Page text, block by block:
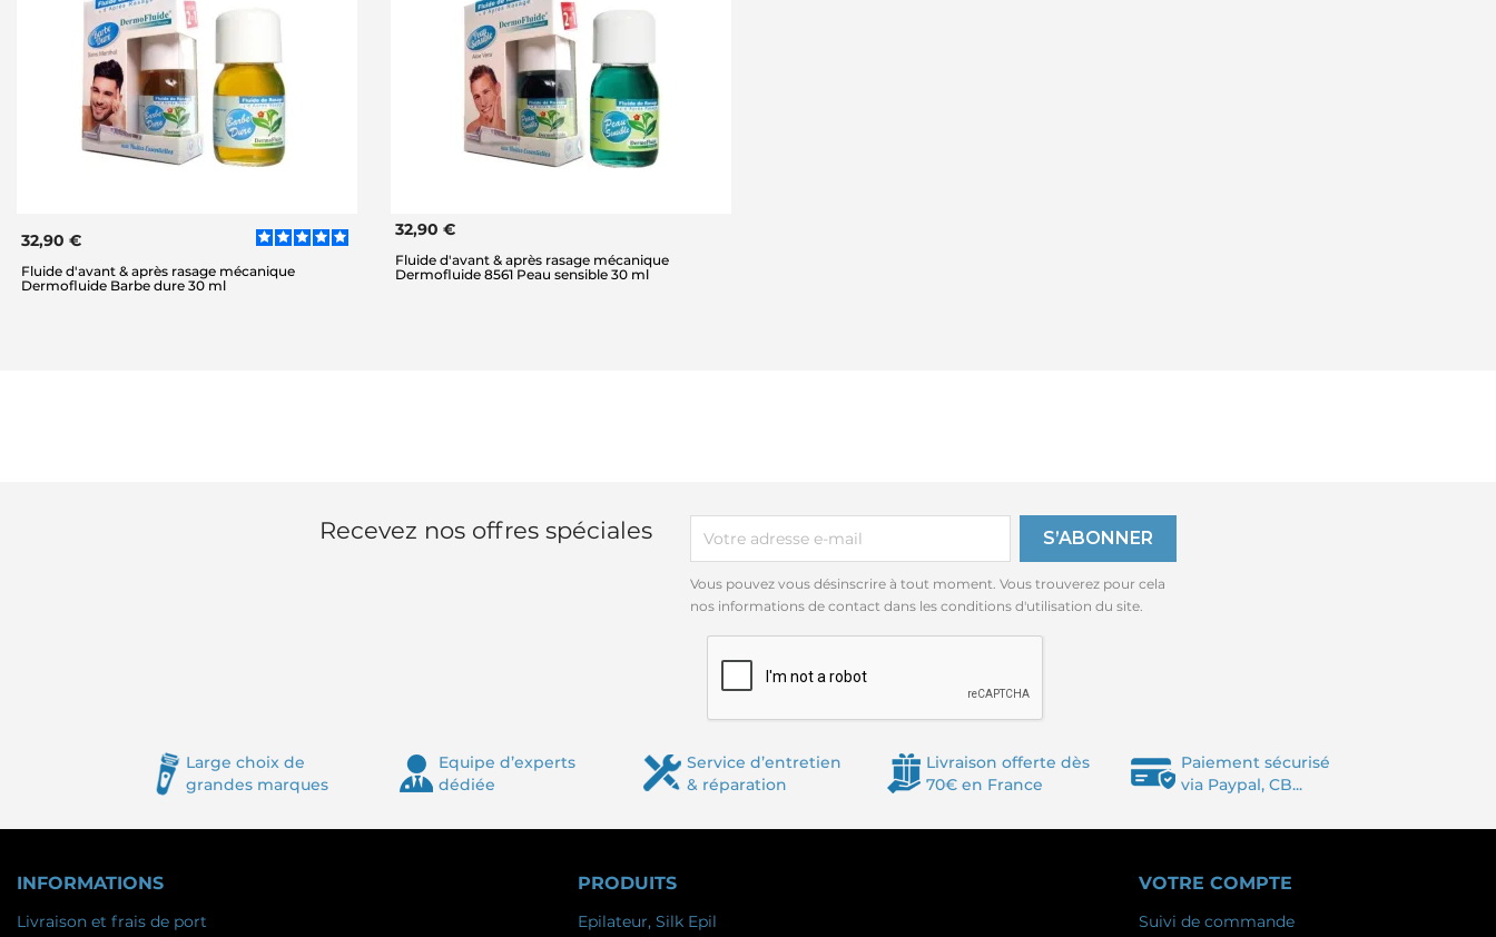
32,90 €
Fluide d'avant & après rasage mécanique
Dermofluide Barbe dure 30 ml
32,90 €
Fluide d'avant & après rasage mécanique
Dermofluide 8561 Peau sensible 30 ml
Recevez nos offres spéciales
Vous pouvez vous désinscrire à tout moment. Vous trouverez pour cela
nos informations de contact dans les conditions d'utilisation du site.
Large choix de
grandes marques
Equipe d’experts
dédiée
Service d’entretien
& réparation
Livraison offerte dès
70€ en France
Paiement sécurisé
via Paypal, CB...
INFORMATIONS
Livraison et frais de port
PRODUITS
Epilateur, Silk Epil
VOTRE COMPTE
Suivi de commande